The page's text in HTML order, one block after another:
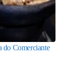
Comerciante